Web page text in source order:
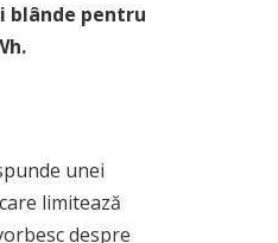
blânde pentru
unei
limitează
despre